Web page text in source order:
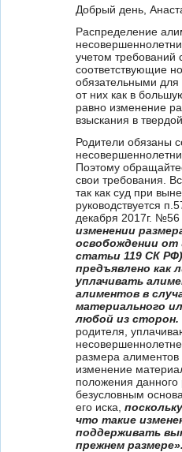
Добрый день,
Распределение
учетом
соответствующие
обязательными для
от них как в
равно изменение
взыскания в
Родители обязаны
Поэтому
свои требования.
так как суд при
руководствуется
декабря 2017г. №56
изменении
освобождении
статьи 119 СК
предъявлено как
уплачивать
алиментов в
материального
любой из сторон.
родителя,
размера алиментов
изменение
положения данного
безусловным
его иска,
что такие
поддерживать
прежнем размере».